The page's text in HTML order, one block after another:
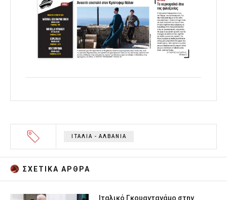
ΙΤΑΛΙΑ - ΑΛΒΑΝΙΑ
ΣΧΕΤΙΚA AΡΘΡΑ
Ιταλικό Γκουαντανάμο στην